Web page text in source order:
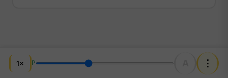
1× P ⋮